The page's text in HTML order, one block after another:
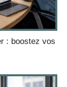
: boostez vos